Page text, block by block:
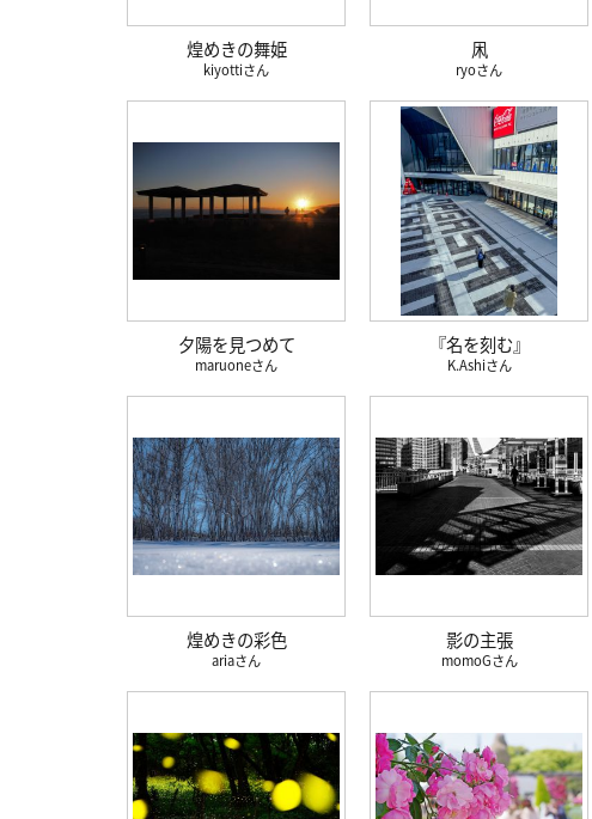
煌めきの舞姫
kiyotti
凩
ryo
夕陽を見つめて
maruone
『名を刻む』
K.Ashi
煌めきの彩色
aria
影の主張
momoG